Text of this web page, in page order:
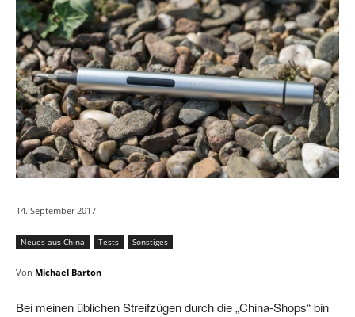
14. September 2017
Neues aus China Tests Sonstiges
Von Michael Barton
Bei meinen üblichen Streifzügen durch die „China-Shops“ bin